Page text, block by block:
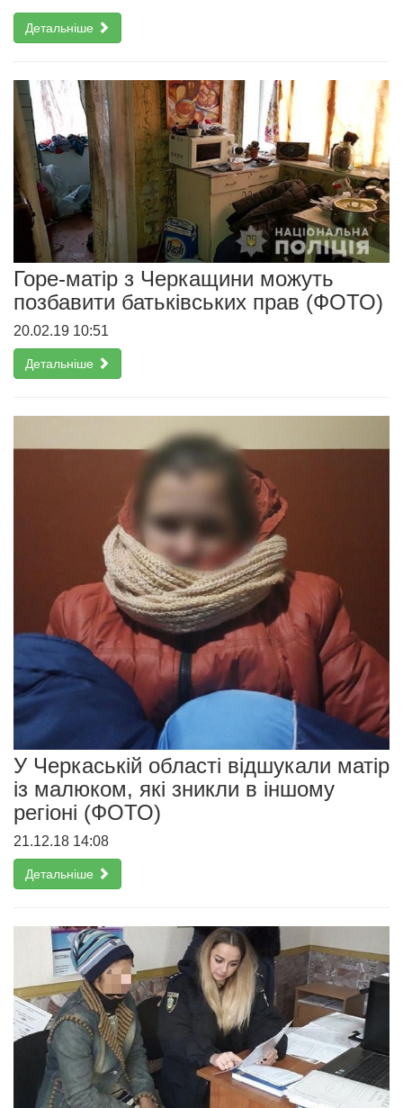
Детальніше
Горе-матір з Черкащини можуть
позбавити батьківських прав (ФОТО)
20.02.19 10:51
Детальніше
У Черкаській області відшукали матір
із малюком, які зникли в іншому
регіоні (ФОТО)
21.12.18 14:08
Детальніше